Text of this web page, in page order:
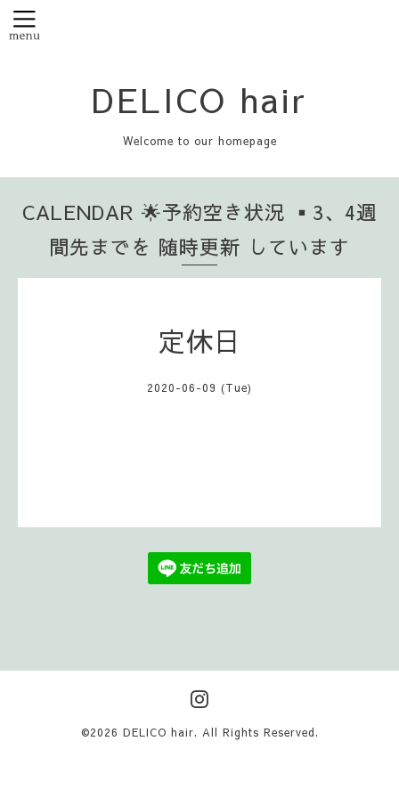
DELICO hair
Welcome to our homepage
CALENDAR 🌟予約空き状況 ▪️3、4週
間先までを 随時更新 しています
定休日
2020-06-09 (Tue)
©2026 DELICO hair. All Rights Reserved.